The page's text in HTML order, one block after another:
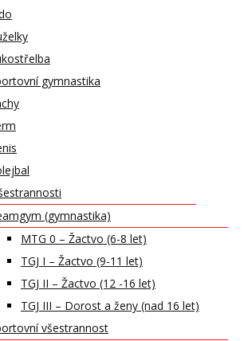
gymnastika
(gymnastika)
MTG 0 – Žactvo (6-8 let)
TGJ I – Žactvo (9-11 let)
TGJ II – Žactvo (12 -16 let)
TGJ III – Dorost a ženy (nad 16 let)
všestrannost